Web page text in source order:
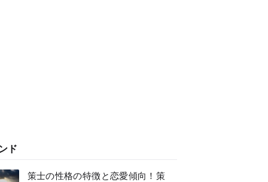
ド
策士の性格の特徴と恋愛傾向！策